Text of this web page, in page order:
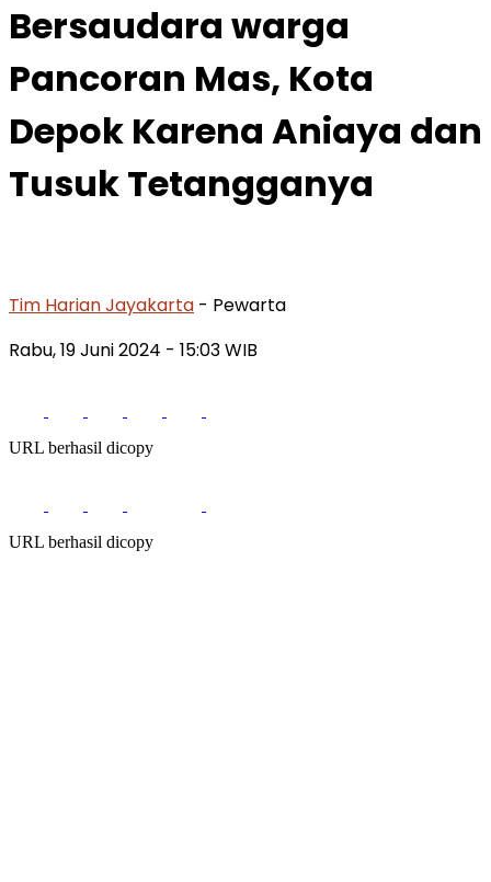
Bersaudara warga
Pancoran Mas, Kota
Depok Karena Aniaya dan
Tusuk Tetangganya
Tim Harian Jayakarta - Pewarta
Rabu, 19 Juni 2024 - 15:03 WIB
URL berhasil dicopy
URL berhasil dicopy